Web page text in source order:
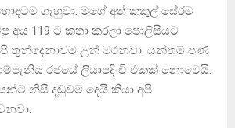
ගැහුවා. මගේ අත් කකුල් සේරම
අය 119 ට කතා කරලා පොලිසියට
තුන්දෙනාවම උන් මරනවා. යන්තම් පණ
රජයේ ලියාපදිංචි එකක් නොවෙයි.
නිසි දඬුවම් දෙයි කියා අපි